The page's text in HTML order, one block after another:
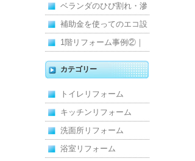
ました
掃！衛生的な給水環境を
維持｜施工事例
ベランダのひび割れ・滲
みを解消！賃貸マンショ
ン防水工事
補助金を使ってのエコ設
備住宅リフォーム
1階リフォーム事例②｜
キッチン・床・収納を一
新し、扉新設で動線を整
えた全面改修
カテゴリー
トイレリフォーム
キッチンリフォーム
洗面所リフォーム
浴室リフォーム